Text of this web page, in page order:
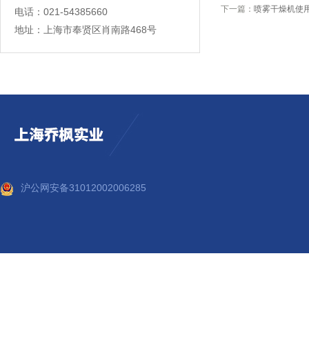
电话：021-54385660
地址：上海市奉贤区肖南路468号
下一篇： 喷雾干燥机使
沪公网安备31012002006285